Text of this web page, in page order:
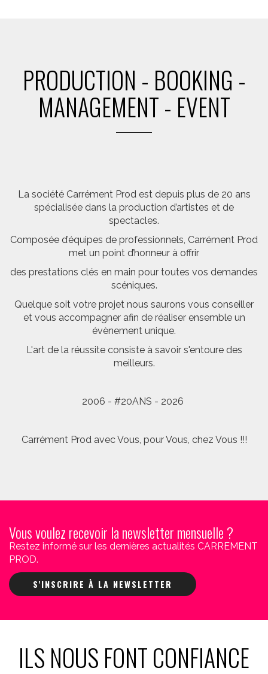
PRODUCTION - BOOKING -
MANAGEMENT - EVENT
La société Carrément Prod est depuis plus de 20 ans
spécialisée dans la production d’artistes et de
spectacles.
Composée d’équipes de professionnels, Carrément Prod
met un point d’honneur à offrir
des prestations clés en main pour toutes vos demandes
scéniques.
Quelque soit votre projet nous saurons vous conseiller
et vous accompagner afin de réaliser ensemble un
évènement unique.
L'art de la réussite consiste à savoir s'entoure des
meilleurs.
2006 - #20ANS - 2026
Carrément Prod avec Vous, pour Vous, chez Vous !!!
Vous voulez recevoir la newsletter mensuelle ?
Restez informé sur les dernières actualités CARREMENT
PROD.
S'INSCRIRE À LA NEWSLETTER
ILS NOUS FONT CONFIANCE